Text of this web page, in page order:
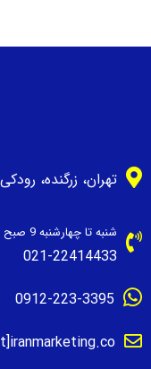
تهران، زرگنده، رودکی
شنبه تا چهارشنبه 9 صبح تا 5 عصر
021-22414433
0912-223-3395